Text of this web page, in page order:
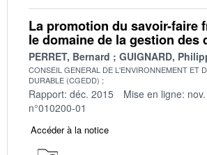
La promotion du savoir-faire
le domaine de la gestion des
PERRET, Bernard GUIGNARD,
CONSEIL GENERAL DE L'ENVIRONNEMENT ET
DURABLE (CGEDD)
Rapport: déc. 2015 Mise en ligne:
n°010200-01
Accéder à la notice